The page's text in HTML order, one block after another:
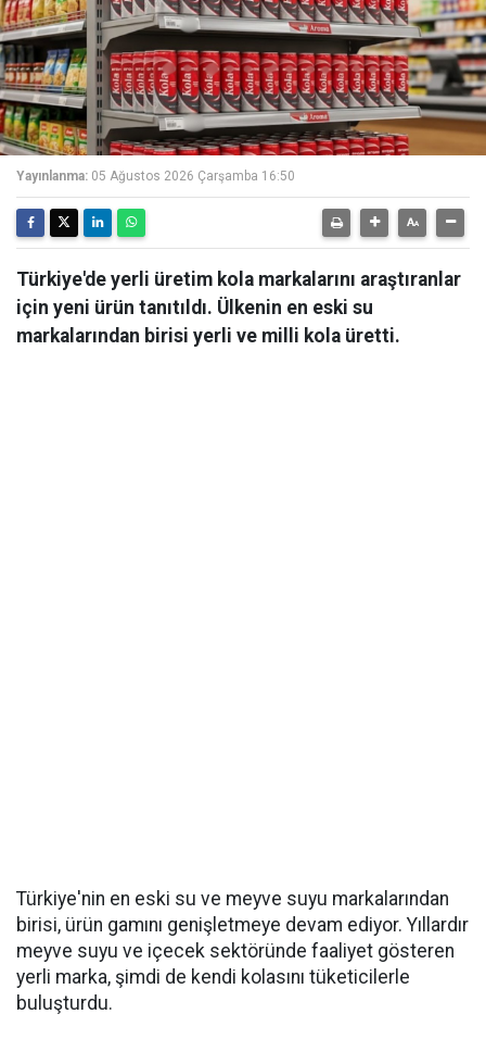
Yayınlanma: 05 Ağustos 2026 Çarşamba 16:50
Türkiye'de yerli üretim kola markalarını araştıranlar
için yeni ürün tanıtıldı. Ülkenin en eski su
markalarından birisi yerli ve milli kola üretti.
Türkiye'nin en eski su ve meyve suyu markalarından
birisi, ürün gamını genişletmeye devam ediyor. Yıllardır
meyve suyu ve içecek sektöründe faaliyet gösteren
yerli marka, şimdi de kendi kolasını tüketicilerle
buluşturdu.